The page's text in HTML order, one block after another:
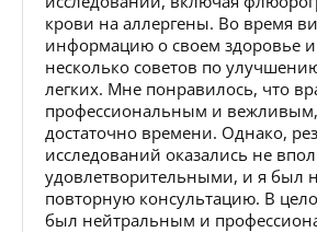
крови на аллергены. Во время
информацию о своем здоровье
несколько советов по
легких. Мне понравилось, что
профессиональным и
достаточно времени. Однако,
исследований оказались не
удовлетворительными, и я был
повторную консультацию. В
был нейтральным и